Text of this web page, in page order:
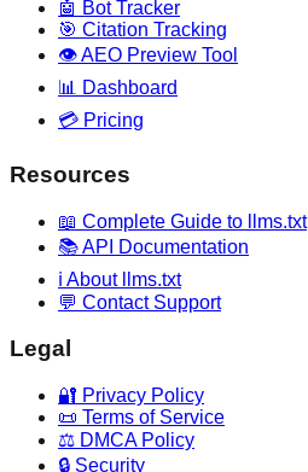
🤖 Bot Tracker
🎯 Citation Tracking
👁️ AEO Preview Tool
📊 Dashboard
💳 Pricing
Resources
📖 Complete Guide to llms.txt
📚 API Documentation
ℹ️ About llms.txt
💬 Contact Support
Legal
🔐 Privacy Policy
📜 Terms of Service
⚖️ DMCA Policy
🔒 Security